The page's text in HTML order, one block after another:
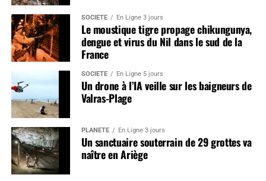
SOCIÉTÉ En Ligne 3 jours
Le moustique tigre propage chikungunya,
dengue et virus du Nil dans le sud de la
France
SOCIÉTÉ En Ligne 5 jours
Un drone à l’IA veille sur les baigneurs de
Valras-Plage
PLANÈTE En Ligne 3 jours
Un sanctuaire souterrain de 29 grottes va
naître en Ariège